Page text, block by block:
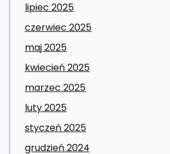
lipiec 2025
czerwiec 2025
maj 2025
kwiecień 2025
marzec 2025
luty 2025
styczeń 2025
grudzień 2024